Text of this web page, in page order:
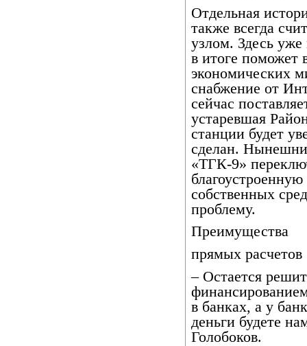
Отдельная
также всегда
узлом. Здесь уже
в итоге поможет
экономических
снабжение от
сейчас
устаревшая
станции будет
сделан.
«ТГК-9»
собственных
проблему.
Преимущества
прямых расчетов
– Остается
в банках, а у
деньги будете
Голобоков.